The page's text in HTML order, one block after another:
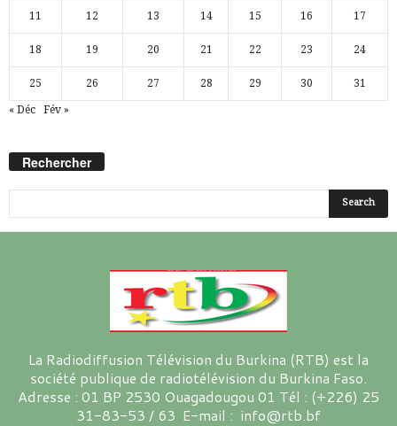
11 12 13 14 15 16 17
18 19 20 21 22 23 24
25 26 27 28 29 30 31
« Déc Fév »
Rechercher
La Radiodiffusion Télévision du Burkina (RTB) est la
société publique de radiotélévision du Burkina Faso.
Adresse : 01 BP 2530 Ouagadougou 01 Tél : (+226) 25
31-83-53 / 63 E-mail : info@rtb.bf